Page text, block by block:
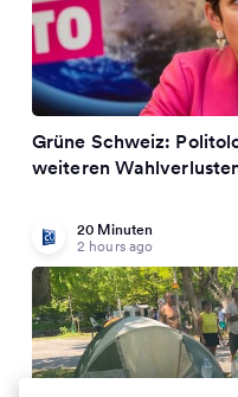
Grüne Schweiz:
weiteren
20 Minuten
2 hours ago